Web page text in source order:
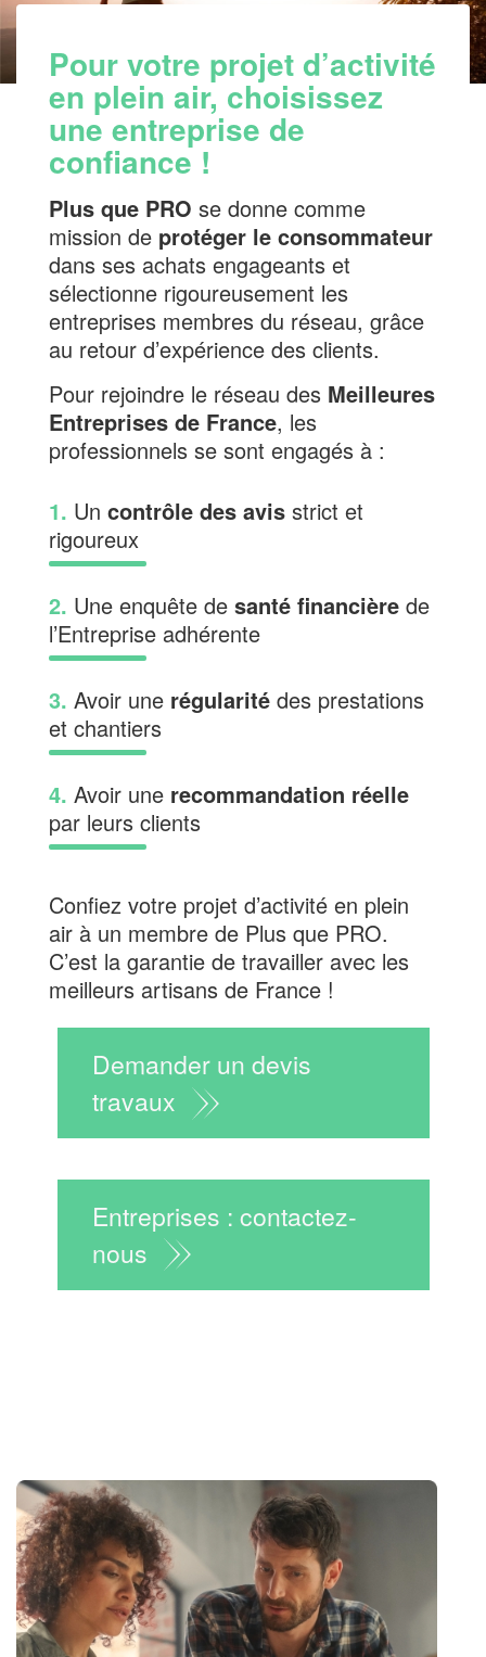
Pour votre projet d’activité
en plein air, choisissez
une entreprise de
confiance !
Plus que PRO se donne comme
mission de protéger le consommateur
dans ses achats engageants et
sélectionne rigoureusement les
entreprises membres du réseau, grâce
au retour d’expérience des clients.
Pour rejoindre le réseau des Meilleures
Entreprises de France, les
professionnels se sont engagés à :
1. Un contrôle des avis strict et
rigoureux
2. Une enquête de santé financière de
l’Entreprise adhérente
3. Avoir une régularité des prestations
et chantiers
4. Avoir une recommandation réelle
par leurs clients
Confiez votre projet d’activité en plein
air à un membre de Plus que PRO.
C’est la garantie de travailler avec les
meilleurs artisans de France !
Demander un devis
travaux
Entreprises : contactez-
nous